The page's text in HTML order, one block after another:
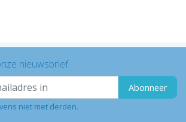
nieuwsbrief
Abonneer
niet met derden.